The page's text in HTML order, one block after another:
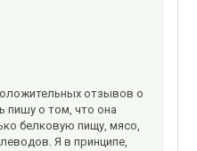
отзывов о
пишу о том, что она
белковую пищу, мясо,
Я в принципе,